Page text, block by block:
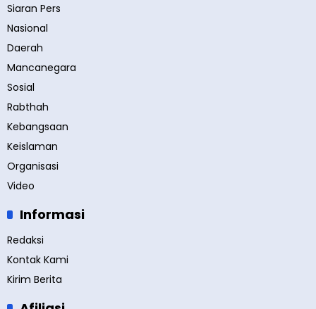
Siaran Pers
Nasional
Daerah
Mancanegara
Sosial
Rabthah
Kebangsaan
Keislaman
Organisasi
Video
Informasi
Redaksi
Kontak Kami
Kirim Berita